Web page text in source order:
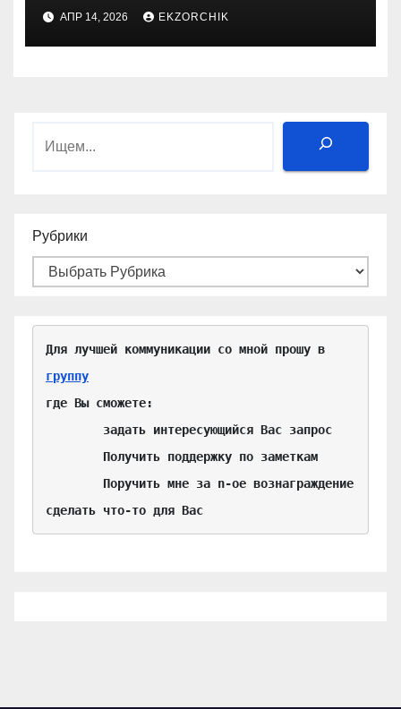
АПР 14, 2026 EKZORCHIK
Поиск
Рубрики
группу
где Вы сможете:
сделать что-то для Вас